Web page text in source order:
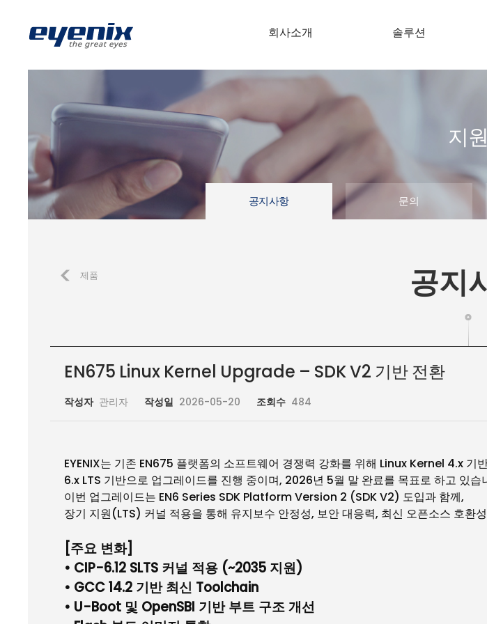
회사소개 솔루션
지원
공지사항 문의
공지
제품
EN675 Linux Kernel Upgrade – SDK V2 기반 전환
작성자 관리자 작성일 2026-05-20 조회수 484
EYENIX는 기존 EN675 플랫폼의 소프트웨어 경쟁력 강화를 위해 Linux Kernel 4.x 기
6.x LTS 기반으로 업그레이드를 진행 중이며, 2026년 5월 말 완료를 목표로 하고 있습
이번 업그레이드는 EN6 Series SDK Platform Version 2 (SDK V2) 도입과 함께,
장기 지원(LTS) 커널 적용을 통해 유지보수 안정성, 보안 대응력, 최신 오픈소스 호환
[주요 변화]
• CIP-6.12 SLTS 커널 적용 (~2035 지원)
• GCC 14.2 기반 최신 Toolchain
• U-Boot 및 OpenSBI 기반 부트 구조 개선